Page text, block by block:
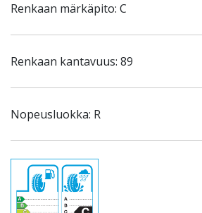
Renkaan märkäpito: C
Renkaan kantavuus: 89
Nopeusluokka: R